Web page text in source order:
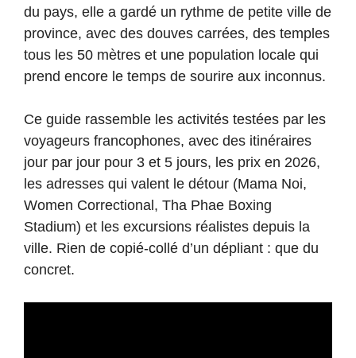
du pays, elle a gardé un rythme de petite ville de
province, avec des douves carrées, des temples
tous les 50 mètres et une population locale qui
prend encore le temps de sourire aux inconnus.
Ce guide rassemble les activités testées par les
voyageurs francophones, avec des itinéraires
jour par jour pour 3 et 5 jours, les prix en 2026,
les adresses qui valent le détour (Mama Noi,
Women Correctional, Tha Phae Boxing
Stadium) et les excursions réalistes depuis la
ville. Rien de copié-collé d’un dépliant : que du
concret.